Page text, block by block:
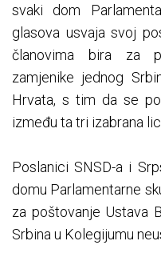
svaki dom
glasova usvaja svoj
članovima bira za
zamjenike jednog
Hrvata, s tim da se
između ta tri izabrana
Poslanici SNSD-a i
domu Parlamentarne
za poštovanje Ustava
Srbina u Kolegijumu